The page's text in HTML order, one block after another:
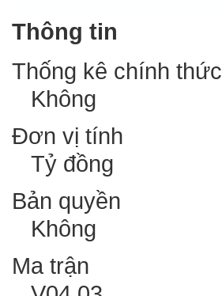
Thông tin
Thống kê chính thức
Không
Đơn vị tính
Tỷ đồng
Bản quyền
Không
Ma trận